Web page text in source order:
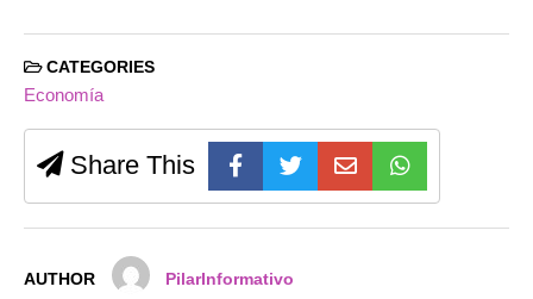
CATEGORIES
Economía
Share This
AUTHOR PilarInformativo